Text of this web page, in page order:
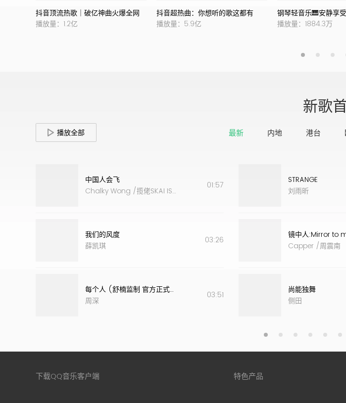
抖音顶流热歌｜破亿神曲火爆全网
播放量：1.2亿
抖音超热曲：你想听的歌这都有
播放量：5.9亿
钢琴轻音乐🎹安静享
播放量：1884.3万
新歌
播放全部 最新 内地 港台
中国人会飞
Chalky Wong /揽佬SKAI ISYOURGOD
01:57
STRANGE
刘雨昕
我们的风度
薛凯琪
03:26
Capper /周震南
每个人 (舒楠监制 官方正式版)
周深
03:51
尚能独舞
侧田
下载QQ音乐客户端 特色产品